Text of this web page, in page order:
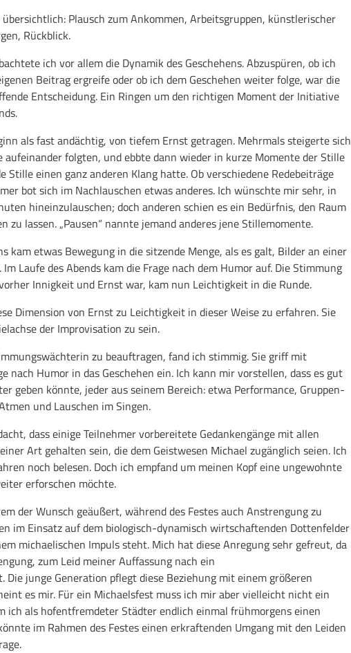
Plausch zum Ankommen, Arbeitsgruppen, künstlerischer
Rückblick.
ich vor allem die Dynamik des Geschehens. Abzuspüren, ob ich
Beitrag ergreife oder ob ich dem Geschehen weiter folge, war die
Entscheidung. Ein Ringen um den richtigen Moment der Initiative
als fast andächtig, von tiefem Ernst getragen. Mehrmals steigerte sich
folgten, und ebbte dann wieder in kurze Momente der Stille
Stille einen ganz anderen Klang hatte. Ob verschiedene Redebeiträge
bot sich im Nachlauschen etwas anderes. Ich wünschte mir sehr, in
hineinzulauschen; doch anderen schien es ein Bedürfnis, den Raum
zu lassen. „Pausen“ nannte jemand anderes jene Stillemomente.
kam etwas Bewegung in die sitzende Menge, als es galt, Bilder an einer
Laufe des Abends kam die Frage nach dem Humor auf. Die Stimmung
Innigkeit und Ernst war, kam nun Leichtigkeit in die Runde.
Dimension von Ernst zu Leichtigkeit in dieser Weise zu erfahren. Sie
der Improvisation zu sein.
zu beauftragen, fand ich stimmig. Sie griff mit
nach Humor in das Geschehen ein. Ich kann mir vorstellen, dass es gut
geben könnte, jeder aus seinem Bereich: etwa Performance, Gruppen-
und Lauschen im Singen.
dass einige Teilnehmer vorbereitete Gedankengänge mit allen
Art gehalten sein, die dem Geistwesen Michael zugänglich seien. Ich
noch belesen. Doch ich empfand um meinen Kopf eine ungewohnte
erforschen möchte.
der Wunsch geäußert, während des Festes auch Anstrengung zu
im Einsatz auf dem biologisch-dynamisch wirtschaftenden Dottenfelder
michaelischen Impuls steht. Mich hat diese Anregung sehr gefreut, da
zum Leid meiner Auffassung nach ein
junge Generation pflegt diese Beziehung mit einem größeren
es mir. Für ein Michaelsfest muss ich mir aber vielleicht nicht ein
ich als hofentfremdeter Städter endlich einmal frühmorgens einen
im Rahmen des Festes einen erkraftenden Umgang mit den Leiden